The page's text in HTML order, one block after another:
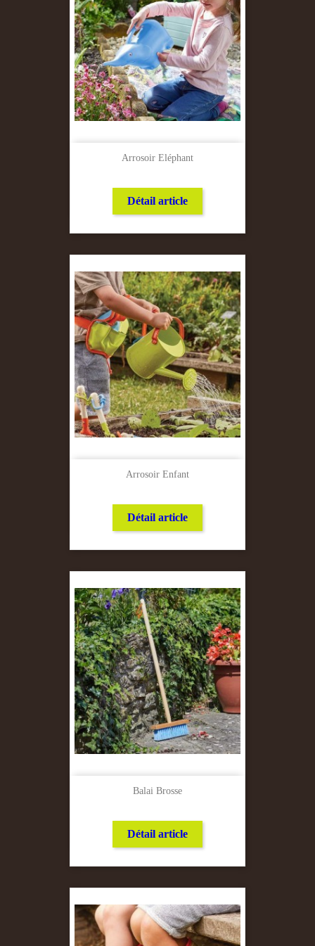
Arrosoir Eléphant
Détail article
Arrosoir Enfant
Détail article
Balai Brosse
Détail article